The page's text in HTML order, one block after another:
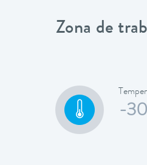
Zona de
-